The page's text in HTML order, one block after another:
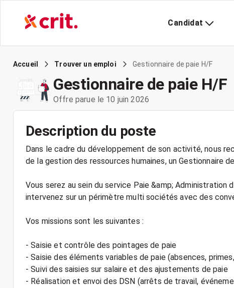
Candidat
Accueil Trouver un emploi Gestionnaire de paie H/F
Gestionnaire de paie H/F
Offre parue le 10 juin 2026
Description du poste
Dans le cadre du développement de son activité, nous
de la gestion des ressources humaines, un Gestionnaire
Vous serez au sein du service Paie &amp; Administration
intervenez sur un périmètre multi sociétés avec des
Vos missions sont les suivantes :
- Saisie et contrôle des pointages de paie
- Saisie des éléments variables de paie (absences,
- Suivi des saisies sur salaire et des ajustements de paie
- Réalisation et envoi des DSN (arrêts de travail,